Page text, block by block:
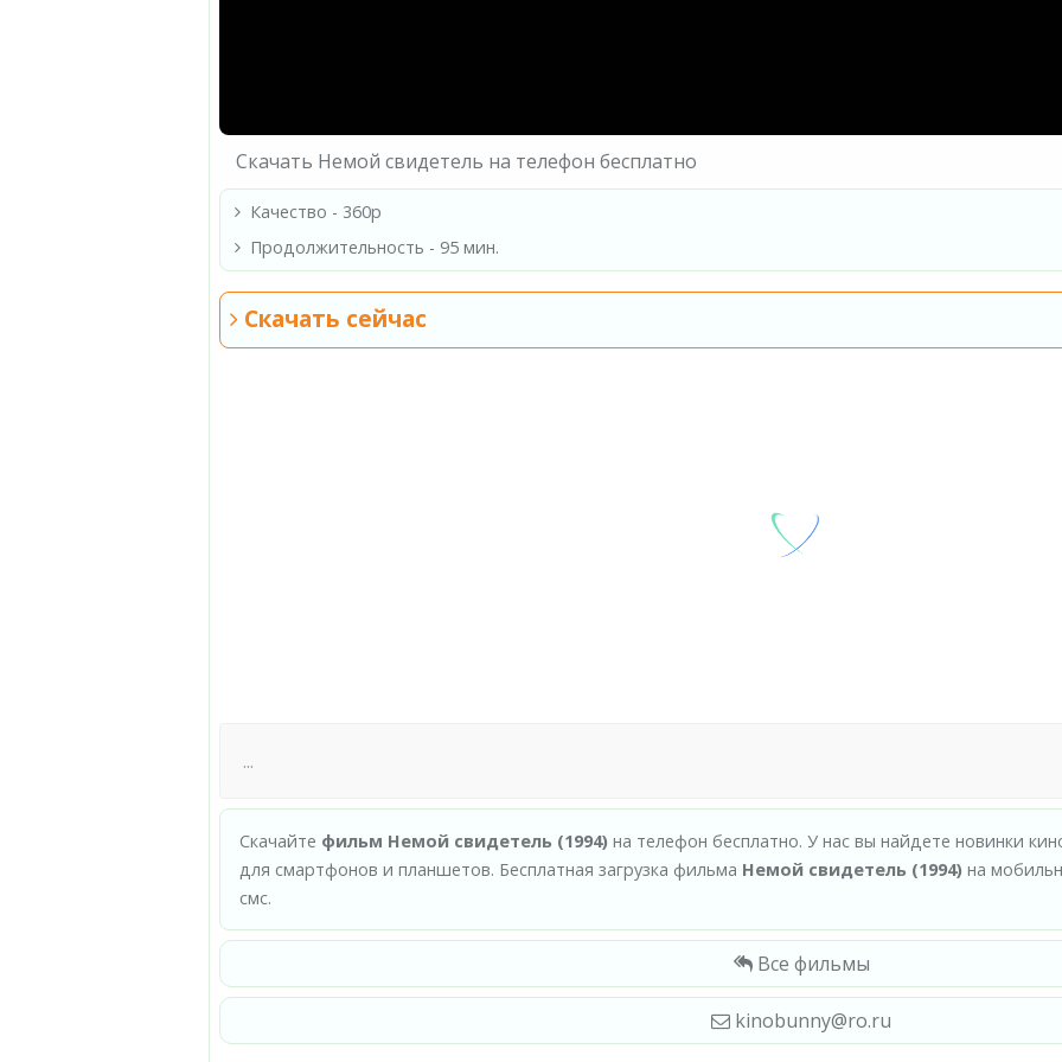
Скачать Немой свидетель на телефон бесплатно
Качество - 360p
Продолжительность - 95 мин.
Скачать сейчас
Скачайте фильм Немой свидетель (1994) на телефон бесплатно. У нас вы найдете новинки
для смартфонов и планшетов. Бесплатная загрузка фильма Немой свидетель (1994) на
смс.
Все фильмы
kinobunny@ro.ru